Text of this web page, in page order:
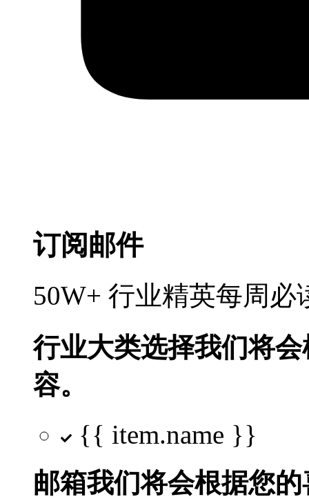
订阅邮件
50W+ 行业精英每周
行业大类选择我们将
容。
{{ item.name }}
邮箱我们将会根据您